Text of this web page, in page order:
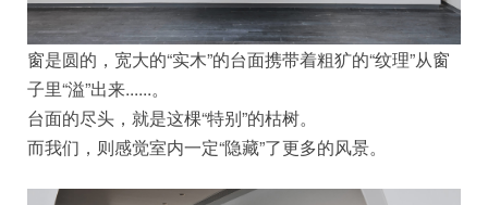
窗是圆的，宽大的“实木”的台面携带着粗犷的“纹理”从窗
子里“溢”出来......。
台面的尽头，就是这棵“特别”的枯树。
而我们，则感觉室内一定“隐藏”了更多的风景。